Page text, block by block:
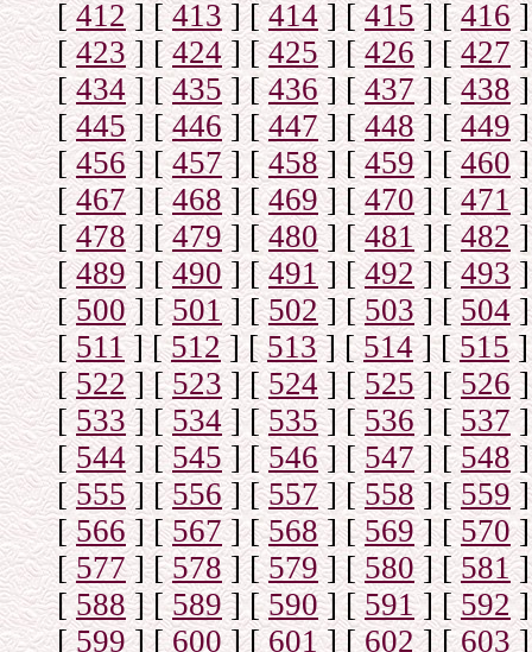
[412] [413] [414] [415] [416]
[423] [424] [425] [426] [427]
[434] [435] [436] [437] [438]
[445] [446] [447] [448] [449]
[ 456] [457] [458] [459] [460]
[467] [468] [469] [470] [471]
[478] [479] [480] [481] [482]
[489] [490] [491] [492] [493]
[500] [501] [502] [503] [504]
[511] [512] [513] [514] [515]
[522] [523] [524] [525] [526]
[533] [534] [535] [536] [ 537]
[544] [545] [546] [547] [548]
[555] [556] [557] [558] [559]
[566] [567] [568] [569] [570]
[577] [578] [579] [580] [581]
[588] [589] [590] [591] [592]
[599] [600] [ 601] [602] [603]